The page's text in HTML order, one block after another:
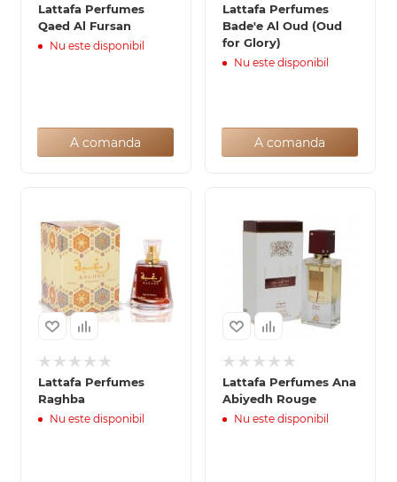
Lattafa Perfumes
Qaed Al Fursan
Nu este disponibil
A comanda
Lattafa Perfumes
Bade'e Al Oud (Oud
for Glory)
Nu este disponibil
A comanda
Lattafa Perfumes
Raghba
Nu este disponibil
Lattafa Perfumes Ana
Abiyedh Rouge
Nu este disponibil